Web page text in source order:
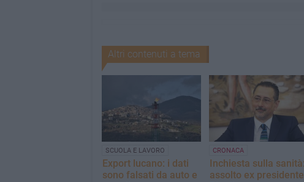
Altri contenuti a tema
SCUOLA E LAVORO
Export lucano: i dati
sono falsati da auto e
CRONACA
Inchiesta sulla sanità:
assolto ex presidente